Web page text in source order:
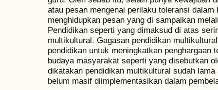
atau pesan mengenai perilaku toleransi
menghidupkan pesan yang di sampaikan
Pendidikan seperti yang dimaksud di atas
multikultural. Gagasan pendidikan
pendidikan untuk meningkatkan penghargaan
budaya masyarakat seperti yang disebutkan
dikatakan pendidikan multikultural sudah
belum masif diimplementasikan dalam